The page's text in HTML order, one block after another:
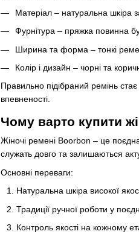
Матеріал – натуральна шкіра
Фурнітура – пряжка повинна
Ширина та форма – тонкі
Колір і дизайн – чорні та
Правильно підібраний ремінь
впевненості.
Чому варто купити
Жіночі ремені Boorbon – це
служать довго та залишаються
Основні переваги:
Натуральна шкіра високої
Традиції ручної роботи у
Контроль якості на кожному